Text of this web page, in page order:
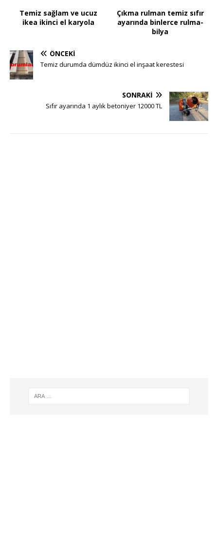
Temiz sağlam ve ucuz
ikea ikinci el karyola
Çıkma rulman temiz sıfır
ayarında binlerce rulma-
bilya
ÖNCEKI
Temiz durumda dümdüz ikinci el inşaat kerestesi
SONRAKI
Sıfır ayarında 1 aylık betoniyer 12000 TL